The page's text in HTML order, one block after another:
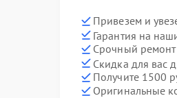
Привезем и
Гарантия на
Срочный ремонт
Скидка для вас
Получите 1500
Оригинальные